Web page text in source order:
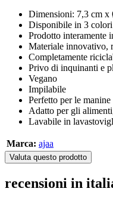
Dimensioni: 7,3 cm x
Disponibile in 3
Prodotto interamente
Materiale innovativo,
Completamente
Privo di inquinanti e
Vegano
Impilabile
Perfetto per le
Adatto per gli
Lavabile in
Marca: ajaa
Valuta questo prodotto
recensioni in